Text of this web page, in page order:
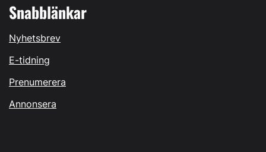
Snabblänkar
Nyhetsbrev
E-tidning
Prenumerera
Annonsera